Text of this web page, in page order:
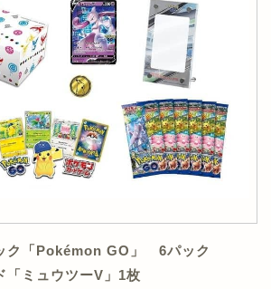
ク「Pokémon GO」 6パック
「ミュウツーV」1枚